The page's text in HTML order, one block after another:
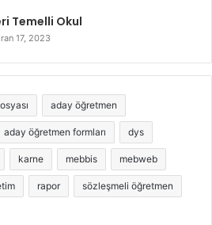
Temelli Okul
17, 2023
aday öğretmen
aday öğretmen formları dys
karne mebbis mebweb
rapor sözleşmeli öğretmen